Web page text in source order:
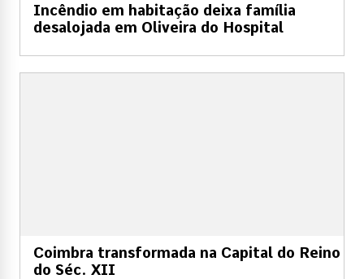
Incêndio em habitação deixa família
desalojada em Oliveira do Hospital
Coimbra transformada na Capital do Reino
do Séc. XII